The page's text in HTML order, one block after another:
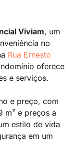
Viviam, um
no
Rua Ernesto
oferece
e serviços.
e preço, com
m² e preços a
estilo de vida
em um